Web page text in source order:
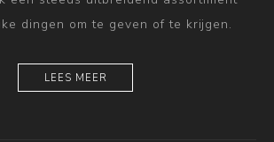
dingen om te geven of te krijgen.
LEES MEER